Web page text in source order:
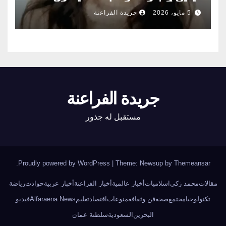
الناس أبواب المشعوذين
5 مايو، 2026 جريدة الفراعنة
جريدة الفراعنة
مستقبل له جذور
Proudly powered by WordPress Theme: Newsup by Themeansar
مقالاتمحمد زكي اسلامياتأخبار عالمية أخبار الفراعنة أخبار عربيةحوادثرياضة
تكنولوجيامجتمعصحهفن وثقافةمنوعات اقتصادتعليمAlfaraena Newsفيديو
البحرين السعوديةسلطنة عمان